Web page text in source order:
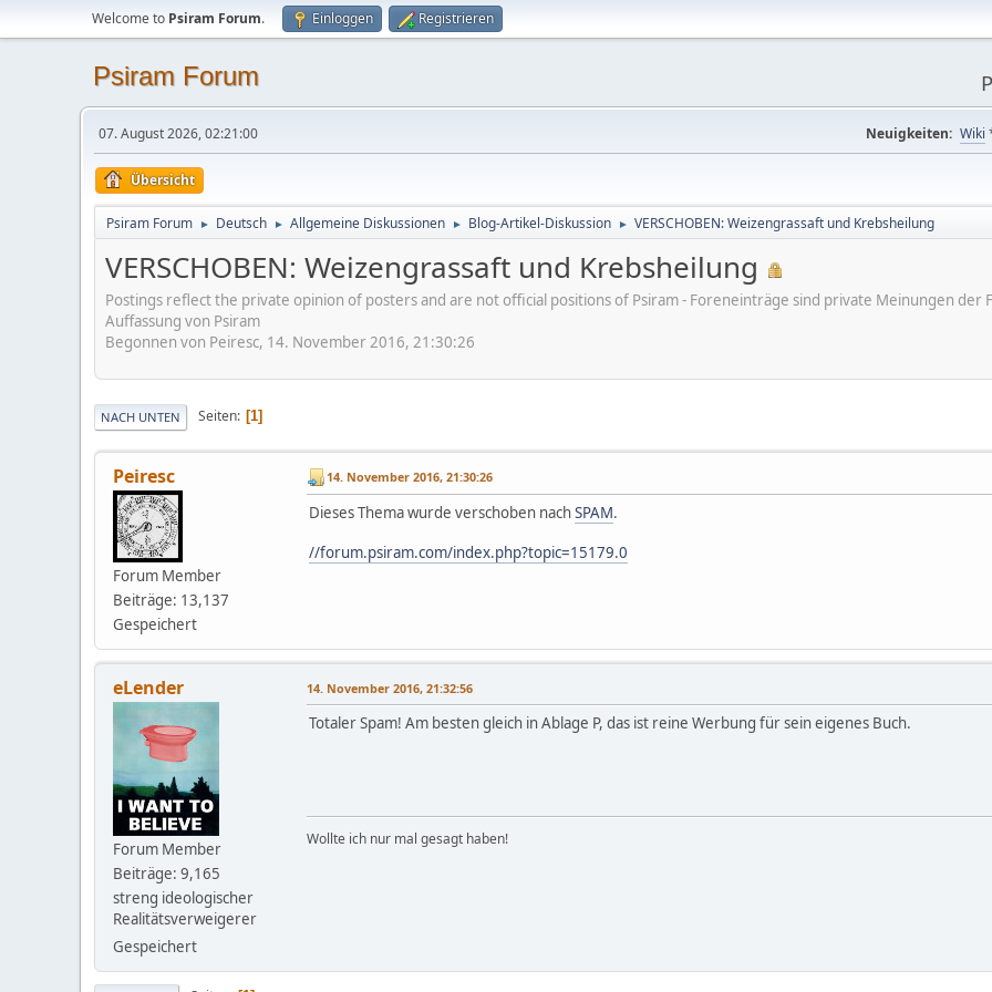
Welcome to Psiram Forum. Einloggen Registrieren
Psiram Forum
07. August 2026, 02:21:00 Neuigkeiten: Wiki
Übersicht
Psiram Forum ► Deutsch ► Allgemeine Diskussionen ► Blog-Artikel-Diskussion ► VERSCHOBEN: Weizengrassaft und Krebsheilung
VERSCHOBEN: Weizengrassaft und Krebsheilung
Postings reflect the private opinion of posters and are not official positions of Psiram - Foreneinträge sind private Meinungen
Auffassung von Psiram
Begonnen von Peiresc, 14. November 2016, 21:30:26
NACH UNTEN Seiten 1
Peiresc
Forum Member
Beiträge: 13,137
Gespeichert
14. November 2016, 21:30:26
Dieses Thema wurde verschoben nachSPAM.
//forum.psiram.com/index.php?topic=15179.0
eLender
Forum Member
Beiträge: 9,165
streng ideologischer
Realitätsverweigerer
Gespeichert
14. November 2016, 21:32:56
Totaler Spam! Am besten gleich in Ablage P, das ist reine Werbung für sein eigenes Buch.
Wollte ich nur mal gesagt haben!